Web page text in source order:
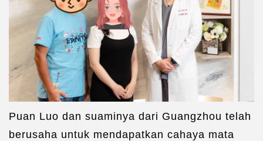
Puan Luo dan suaminya dari Guangzhou telah
berusaha untuk mendapatkan cahaya mata